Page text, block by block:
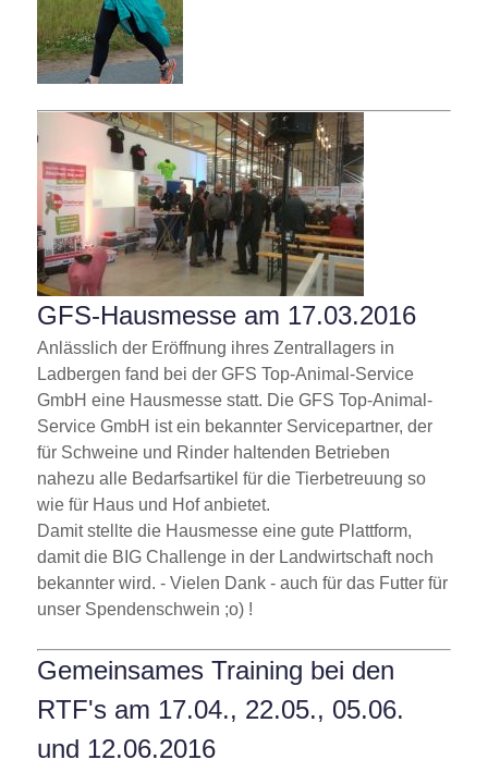
GFS-Hausmesse am 17.03.2016
Anlässlich der Eröffnung ihres Zentrallagers in
Ladbergen fand bei der GFS Top-Animal-Service
GmbH eine Hausmesse statt. Die GFS Top-Animal-
Service GmbH ist ein bekannter Servicepartner, der
für Schweine und Rinder haltenden Betrieben
nahezu alle Bedarfsartikel für die Tierbetreuung so
wie für Haus und Hof anbietet.
Damit stellte die Hausmesse eine gute Plattform,
damit die BIG Challenge in der Landwirtschaft noch
bekannter wird. - Vielen Dank - auch für das Futter für
unser Spendenschwein ;o) !
Gemeinsames Training bei den
RTF's am 17.04., 22.05., 05.06.
und 12.06.2016